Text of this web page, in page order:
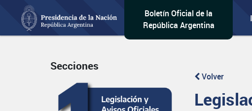
Boletín Oficial de la
República Argentina
Secciones
Volver